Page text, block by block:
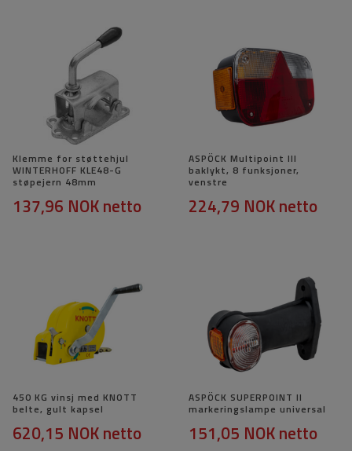
Klemme for støttehjul
WINTERHOFF KLE48-G
støpejern 48mm
137,96 NOKnetto
ASPÖCK Multipoint III
baklykt, 8 funksjoner,
venstre
224,79 NOKnetto
450 KG vinsj med KNOTT
belte, gult kapsel
620,15 NOKnetto
ASPÖCK SUPERPOINT II
markeringslampe universal
151,05 NOKnetto